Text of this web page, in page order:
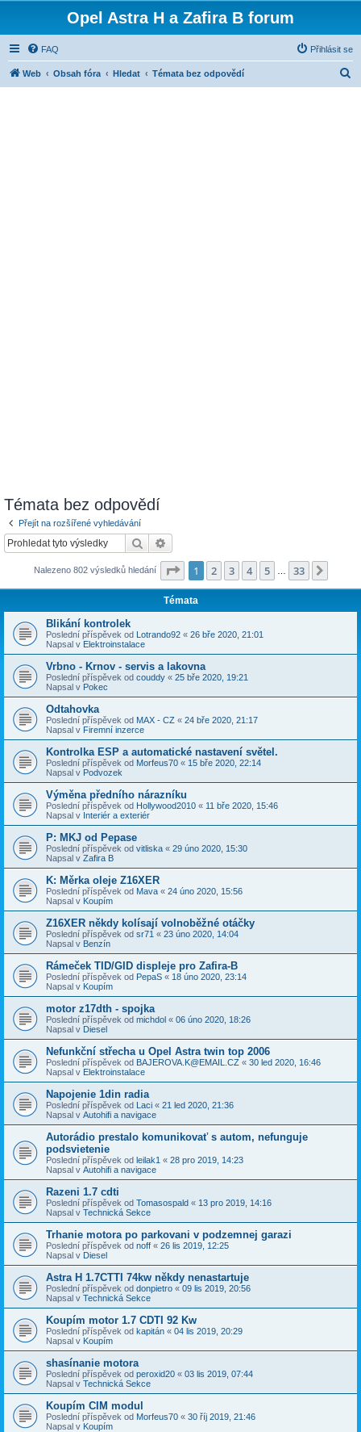
Opel Astra H a Zafira B forum
FAQ Přihlásit se
Web Obsah fóra Hledat Témata bez odpovědí
Témata bez odpovědí
Přejít na rozšířené vyhledávání
Hledat
Nalezeno 802 výsledků hledání Stránka z 33
1 2 3 4 5 33
Témata
Blikání kontrolek
Poslední příspěvek od Lotrando92 « 26 bře 2020, 21:01
Napsal v Elektroinstalace
Vrbno - Krnov - servis a lakovna
Poslední příspěvek od couddy « 25 bře 2020, 19:21
Napsal v Pokec
Odtahovka
Poslední příspěvek od MAX - CZ « 24 bře 2020, 21:17
Napsal v Firemní inzerce
Kontrolka ESP a automatické nastavení světel.
Poslední příspěvek od Morfeus70 « 15 bře 2020, 22:14
Napsal v Podvozek
Výměna předního nárazníku
Poslední příspěvek od Hollywood2010 « 11 bře 2020, 15:46
Napsal v Interiér a exteriér
P: MKJ od Pepase
Poslední příspěvek od vitliska « 29 úno 2020, 15:30
Napsal v Zafira B
K: Měrka oleje Z16XER
Poslední příspěvek od Mava « 24 úno 2020, 15:56
Napsal v Koupím
Z16XER někdy kolísají volnoběžné otáčky
Poslední příspěvek od sr71 « 23 úno 2020, 14:04
Napsal v Benzín
Rámeček TID/GID displeje pro Zafira-B
Poslední příspěvek od PepaS « 18 úno 2020, 23:14
Napsal v Koupím
motor z17dth - spojka
Poslední příspěvek od michdol « 06 úno 2020, 18:26
Napsal v Diesel
Nefunkční střecha u Opel Astra twin top 2006
Poslední příspěvek od BAJEROVA.K@EMAIL.CZ « 30 led 2020, 16:46
Napsal v Elektroinstalace
Napojenie 1din radia
Poslední příspěvek od Laci « 21 led 2020, 21:36
Napsal v Autohifi a navigace
Autorádio prestalo komunikovať s autom, nefunguje
podsvietenie
Poslední příspěvek od leilak1 « 28 pro 2019, 14:23
Napsal v Autohifi a navigace
Razeni 1.7 cdti
Poslední příspěvek od Tomasospald « 13 pro 2019, 14:16
Napsal v Technická Sekce
Trhanie motora po parkovani v podzemnej garazi
Poslední příspěvek od noff « 26 lis 2019, 12:25
Napsal v Diesel
Astra H 1.7CTTI 74kw někdy nenastartuje
Poslední příspěvek od donpietro « 09 lis 2019, 20:56
Napsal v Technická Sekce
Koupím motor 1.7 CDTI 92 Kw
Poslední příspěvek od kapitán « 04 lis 2019, 20:29
Napsal v Koupím
shasínanie motora
Poslední příspěvek od peroxid20 « 03 lis 2019, 07:44
Napsal v Technická Sekce
Koupím CIM modul
Poslední příspěvek od Morfeus70 « 30 říj 2019, 21:46
Napsal v Koupím